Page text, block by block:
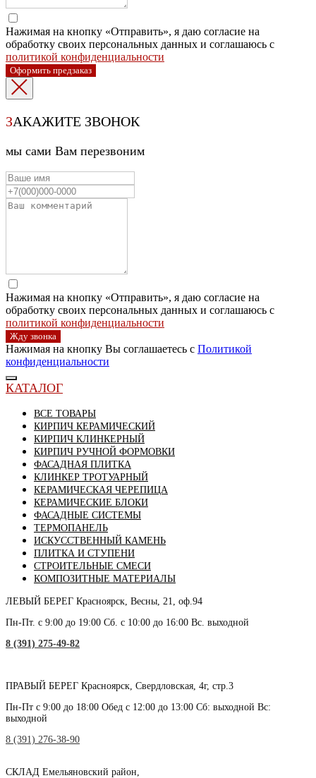
Нажимая на кнопку «Отправить», я даю согласие на
обработку своих персональных данных и соглашаюсь с
политикой конфиденциальности
Оформить предзаказ
ЗАКАЖИТЕ ЗВОНОК
мы сами Вам перезвоним
Нажимая на кнопку «Отправить», я даю согласие на
обработку своих персональных данных и соглашаюсь с
политикой конфиденциальности
Жду звонка
Нажимая на кнопку Вы соглашаетесь с Политикой
конфиденциальности
КАТАЛОГ
ВСЕ ТОВАРЫ
КИРПИЧ КЕРАМИЧЕСКИЙ
КИРПИЧ КЛИНКЕРНЫЙ
КИРПИЧ РУЧНОЙ ФОРМОВКИ
ФАСАДНАЯ ПЛИТКА
КЛИНКЕР ТРОТУАРНЫЙ
КЕРАМИЧЕСКАЯ ЧЕРЕПИЦА
КЕРАМИЧЕСКИЕ БЛОКИ
ФАСАДНЫЕ СИСТЕМЫ
ТЕРМОПАНЕЛЬ
ИСКУССТВЕННЫЙ КАМЕНЬ
ПЛИТКА И СТУПЕНИ
СТРОИТЕЛЬНЫЕ СМЕСИ
КОМПОЗИТНЫЕ МАТЕРИАЛЫ
ЛЕВЫЙ БЕРЕГ Красноярск, Весны, 21, оф.94
Пн-Пт. с 9:00 до 19:00 Сб. с 10:00 до 16:00 Вс. выходной
8 (391) 275-49-82
ПРАВЫЙ БЕРЕГ Красноярск, Свердловская, 4г, стр.3
Пн-Пт с 9:00 до 18:00 Обед с 12:00 до 13:00 Сб: выходной Вс:
выходной
8 (391) 276-38-90
СКЛАД Емельяновский район,